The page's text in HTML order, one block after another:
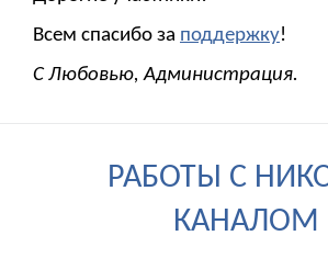
Всем спасибо за поддержку!
С Любовью, Администрация.
РАБОТЫ С
КАНАЛОМ